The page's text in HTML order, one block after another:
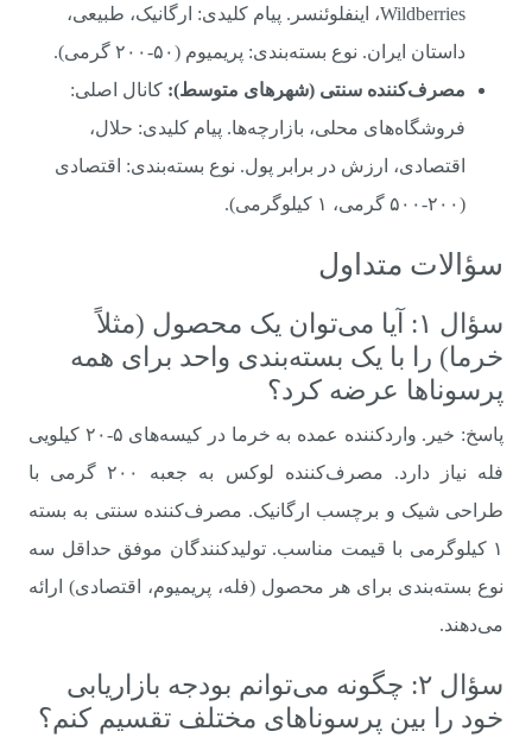
Wildberries، اینفلوئنسر. پیام کلیدی: ارگانیک، طبیعی،
داستان ایران. نوع بسته‌بندی: پریمیوم (۵۰-۲۰۰ گرمی).
مصرف‌کننده سنتی (شهرهای متوسط): کانال اصلی:
فروشگاه‌های محلی، بازارچه‌ها. پیام کلیدی: حلال،
اقتصادی، ارزش در برابر پول. نوع بسته‌بندی: اقتصادی
(۲۰۰-۵۰۰ گرمی، ۱ کیلوگرمی).
سؤالات متداول
سؤال ۱: آیا می‌توان یک محصول (مثلاً
خرما) را با یک بسته‌بندی واحد برای همه
پرسوناها عرضه کرد؟
پاسخ: خیر. واردکننده عمده به خرما در کیسه‌های ۵-۲۰ کیلویی
فله نیاز دارد. مصرف‌کننده لوکس به جعبه ۲۰۰ گرمی با
طراحی شیک و برچسب ارگانیک. مصرف‌کننده سنتی به بسته
۱ کیلوگرمی با قیمت مناسب. تولیدکنندگان موفق حداقل سه
نوع بسته‌بندی برای هر محصول (فله، پریمیوم، اقتصادی) ارائه
می‌دهند.
سؤال ۲: چگونه می‌توانم بودجه بازاریابی
خود را بین پرسوناهای مختلف تقسیم کنم؟